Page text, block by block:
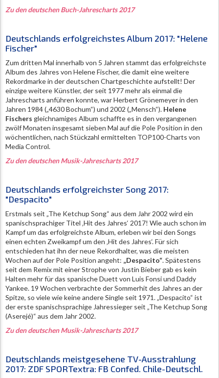
Zu den deutschen Buch-Jahrescharts 2017
Deutschlands erfolgreichstes Album 2017: "Helene
Fischer"
Zum dritten Mal innerhalb von 5 Jahren stammt das erfolgreichste
Album des Jahres von Helene Fischer, die damit eine weitere
Rekordmarke in der deutschen Chartgeschichte aufstellt! Der
einzige weitere Künstler, der seit 1977 mehr als einmal die
Jahrescharts anführen konnte, war Herbert Grönemeyer in den
Jahren 1984 („4630 Bochum“) und 2002 („Mensch“). Helene
Fischers gleichnamiges Album schaffte es in den vergangenen
zwölf Monaten insgesamt sieben Mal auf die Pole Position in den
wöchentlichen, nach Stückzahl ermittelten TOP100-Charts von
Media Control.
Zu den deutschen Musik-Jahrescharts 2017
Deutschlands erfolgreichster Song 2017:
"Despacito"
Erstmals seit „The Ketchup Song“ aus dem Jahr 2002 wird ein
spanischsprachiger Titel ‚Hit des Jahres‘ 2017! Wie auch schon im
Kampf um das erfolgreichste Album, erleben wir bei den Songs
einen echten Zweikampf um den ‚Hit des Jahres‘. Für sich
entschieden hat ihn der neue Rekordhalter, was die meisten
Wochen auf der Pole Position angeht: „Despacito“. Spätestens
seit dem Remix mit einer Strophe von Justin Bieber gab es kein
Halten mehr für das spanische Duett von Luis Fonsi und Daddy
Yankee. 19 Wochen verbrachte der Sommerhit des Jahres an der
Spitze, so viele wie keine andere Single seit 1971. „Despacito“ ist
der erste spanischsprachige Jahressieger seit „The Ketchup Song
(Aserejé)“ aus dem Jahr 2002.
Zu den deutschen Musik-Jahrescharts 2017
Deutschlands meistgesehene TV-Ausstrahlung
2017: ZDF SPORTextra: FB Confed. Chile-Deutschl.